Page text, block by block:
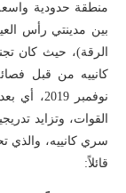
بين مدينتي رأس
الرقة)، حيث كان
كانييه من قبل
نوفمبر
القوات، وتزايد
سري كانييه، والذي
قائلاً: